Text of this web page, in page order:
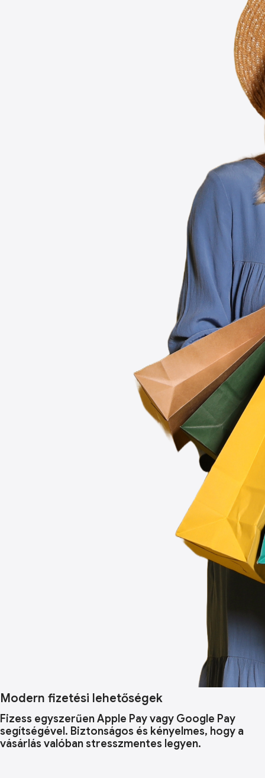
Modern fizetési lehetőségek
Fizess egyszerűen Apple Pay vagy Google Pay
segítségével. Biztonságos és kényelmes, hogy a
vásárlás valóban stresszmentes legyen.